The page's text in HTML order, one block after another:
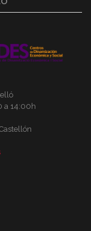
a 14:00h